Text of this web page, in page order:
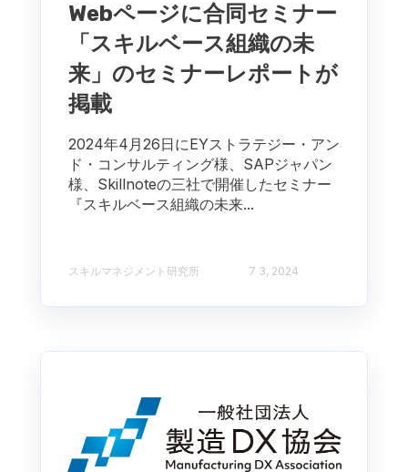
Webページに合同セミナー
「スキルベース組織の未
来」のセミナーレポートが
掲載
2024年4月26日にEYストラテジー・アン
ド・コンサルティング様、SAPジャパン
様、Skillnoteの三社で開催したセミナー
『スキルベース組織の未来...
スキルマネジメント研究所 7 3, 2024